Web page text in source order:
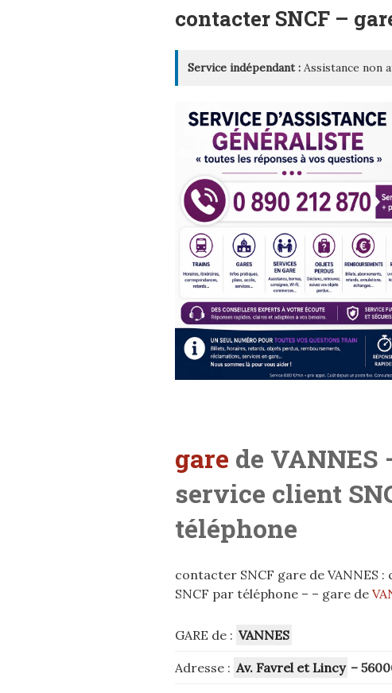
contacter SNCF –
Service indépendant : Assistance non
gare de
service client
téléphone
contacter SNCF gare de VANNES
SNCF par téléphone – – gare de
GARE de : VANNES
Adresse : Av. Favrel et Lincy –